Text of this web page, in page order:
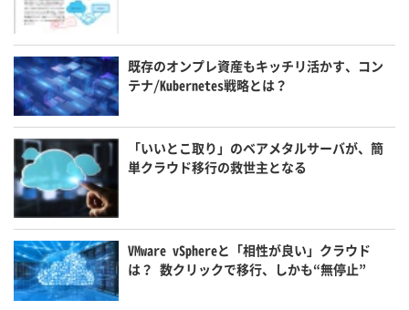
既存のオンプレ資産もキッチリ活かす、コン
テナ/Kubernetes戦略とは？
「いいとこ取り」のベアメタルサーバが、簡
単クラウド移行の救世主となる
VMware vSphereと「相性が良い」クラウド
は？ 数クリックで移行、しかも“無停止”